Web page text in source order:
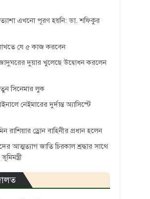
এখনো পূরণ হয়নি: ডা. শফিকুর
যে ৫ কাজ করবেন
দুয়ার খুলেছে উদ্বোধন করলেন
সিনেমার লুক
নেইমারের দুর্দান্ত অ্যাসিস্টে
রাশিয়ার ড্রোন বাহিনীর প্রধান হলেন
আত্মত্যাগ জাতি চিরকাল শ্রদ্ধার সাথে